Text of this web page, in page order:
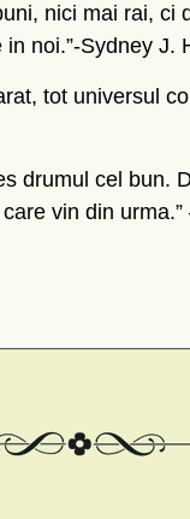
nici mai rai, ci
noi.”-Sydney J.
tot universul
drumul cel bun.
vin din